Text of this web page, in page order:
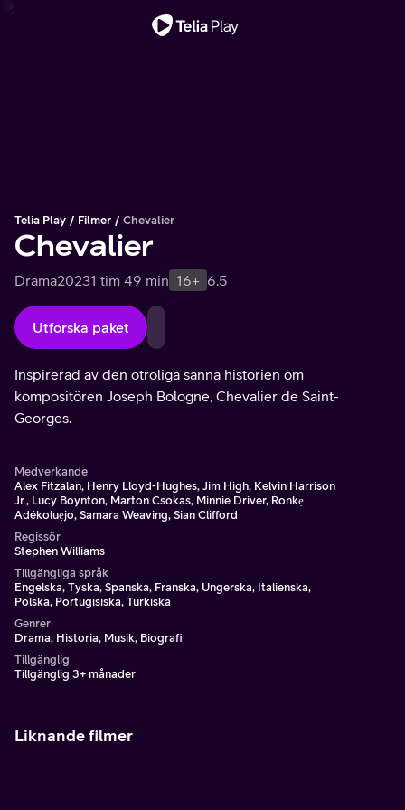
Telia Play Filmer Chevalier
Chevalier
Drama20231 tim 49 min 16+ 6.5
Utforska paket
Inspirerad av den otroliga sanna historien om
kompositören Joseph Bologne, Chevalier de Saint-
Georges.
Medverkande
Alex Fitzalan, Henry Lloyd-Hughes, Jim High, Kelvin Harrison
Jr., Lucy Boynton, Marton Csokas, Minnie Driver, Ronkẹ
Adékoluẹjo, Samara Weaving, Sian Clifford
Regissör
Stephen Williams
Tillgängliga språk
Engelska, Tyska, Spanska, Franska, Ungerska, Italienska,
Polska, Portugisiska, Turkiska
Genrer
Drama, Historia, Musik, Biografi
Tillgänglig
Tillgänglig 3+ månader
Liknande filmer